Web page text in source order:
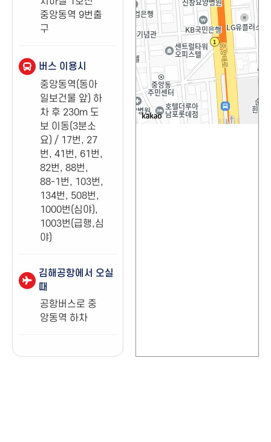
중앙동역 9번출
구
버스 이용시
중앙동역(동아
일보건물 앞) 하
차 후 230m 도
보 이동(3분소
요) / 17번, 27
번, 41번, 61번,
82번, 88번,
88-1번, 103번,
134번, 508번,
1000번(심야),
1003번(급행,심
야)
김해공항에서 오실
때
공항버스로 중
앙동역 하차